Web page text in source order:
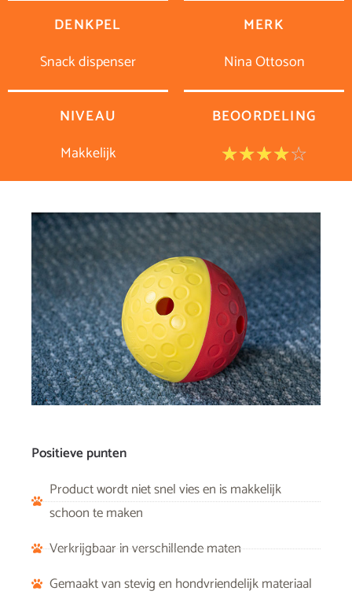
DENKPEL
Snack dispenser
MERK
Nina Ottoson
NIVEAU
Makkelijk
BEOORDELING
☆☆☆☆☆
4
Positieve punten
Product wordt niet snel vies en is makkelijk
schoon te maken
Verkrijgbaar in verschillende maten
Gemaakt van stevig en hondvriendelijk materiaal